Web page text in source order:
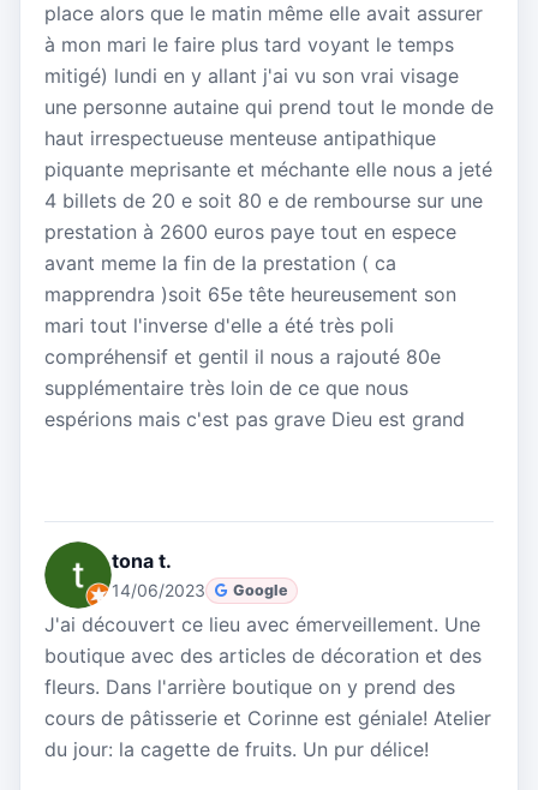
place alors que le matin même elle avait assurer
à mon mari le faire plus tard voyant le temps
mitigé) lundi en y allant j'ai vu son vrai visage
une personne autaine qui prend tout le monde de
haut irrespectueuse menteuse antipathique
piquante meprisante et méchante elle nous a jeté
4 billets de 20 e soit 80 e de rembourse sur une
prestation à 2600 euros paye tout en espece
avant meme la fin de la prestation ( ca
mapprendra )soit 65e tête heureusement son
mari tout l'inverse d'elle a été très poli
compréhensif et gentil il nous a rajouté 80e
supplémentaire très loin de ce que nous
espérions mais c'est pas grave Dieu est grand
tona t.
14/06/2023 Google
J'ai découvert ce lieu avec émerveillement. Une
boutique avec des articles de décoration et des
fleurs. Dans l'arrière boutique on y prend des
cours de pâtisserie et Corinne est géniale! Atelier
du jour: la cagette de fruits. Un pur délice!